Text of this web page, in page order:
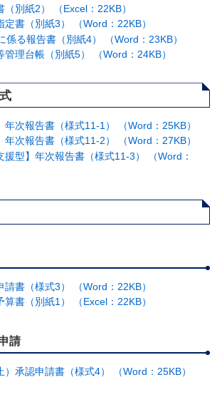
（別紙2） （Excel：22KB）
定書（別紙3） （Word：22KB）
係る報告書（別紙4） （Word：23KB）
管理台帳（別紙5） （Word：24KB）
年次報告書（様式11-1） （Word：25KB）
年次報告書（様式11-2） （Word：27KB）
援型】年次報告書（様式11-3） （Word：
請書（様式3） （Word：22KB）
算書（別紙1） （Excel：22KB）
請
）承認申請書（様式4） （Word：25KB）